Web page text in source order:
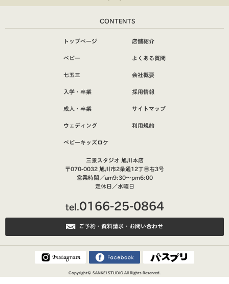
CONTENTS
トップページ
ベビー
七五三
入学・卒業
成人・卒業
ウェディング
ベビーキッズロケ
店舗紹介
よくある質問
会社概要
採用情報
サイトマップ
利用規約
三景スタジオ 旭川本店
〒070-0032 旭川市2条通12丁目右3号
営業時間／am9:30～pm6:00
定休日／水曜日
tel.0166-25-0864
ご予約・資料請求・お問い合わせ
Copyright© SANKEI STUDIO All Rights Reserved.